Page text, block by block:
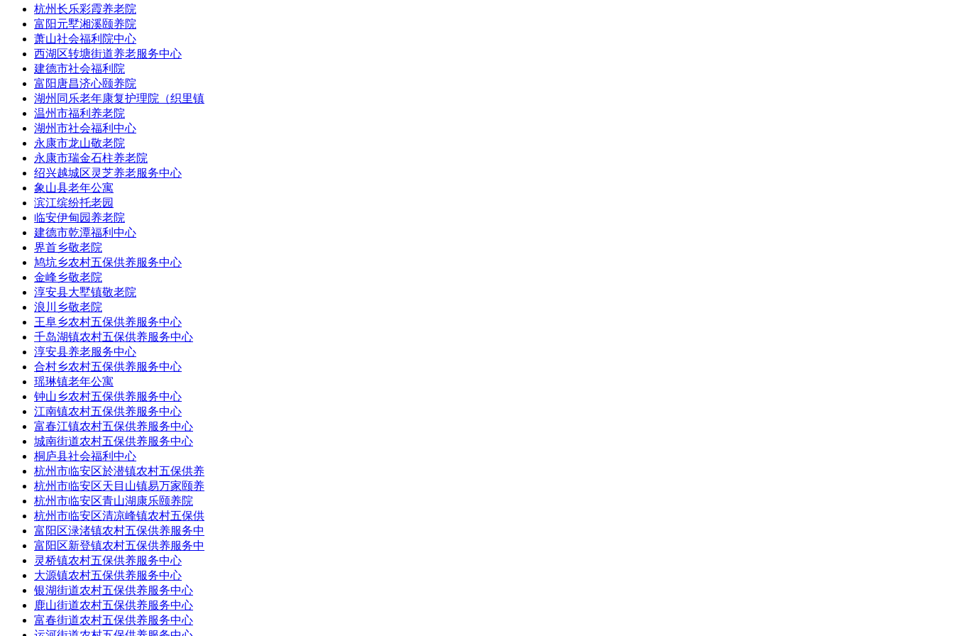
杭州长乐彩霞养老院
富阳元墅湘溪颐养院
萧山社会福利院中心
西湖区转塘街道养老服务中心
建德市社会福利院
富阳唐昌济心颐养院
湖州同乐老年康复护理院（织里镇
温州市福利养老院
湖州市社会福利中心
永康市龙山敬老院
永康市瑞金石柱养老院
绍兴越城区灵芝养老服务中心
象山县老年公寓
滨江缤纷托老园
临安伊甸园养老院
建德市乾潭福利中心
界首乡敬老院
鸠坑乡农村五保供养服务中心
金峰乡敬老院
淳安县大墅镇敬老院
浪川乡敬老院
王阜乡农村五保供养服务中心
千岛湖镇农村五保供养服务中心
淳安县养老服务中心
合村乡农村五保供养服务中心
瑶琳镇老年公寓
钟山乡农村五保供养服务中心
江南镇农村五保供养服务中心
富春江镇农村五保供养服务中心
城南街道农村五保供养服务中心
桐庐县社会福利中心
杭州市临安区於潜镇农村五保供养
杭州市临安区天目山镇易万家颐养
杭州市临安区青山湖康乐颐养院
杭州市临安区清凉峰镇农村五保供
富阳区渌渚镇农村五保供养服务中
富阳区新登镇农村五保供养服务中
灵桥镇农村五保供养服务中心
大源镇农村五保供养服务中心
银湖街道农村五保供养服务中心
鹿山街道农村五保供养服务中心
富春街道农村五保供养服务中心